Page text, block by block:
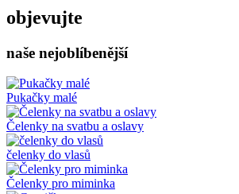
objevujte
naše nejoblíbenější
Pukačky malé
Čelenky na svatbu a oslavy
čelenky do vlasů
Čelenky pro miminka